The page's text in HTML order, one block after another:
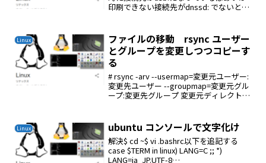
印刷できない接続先がdnssd: でないとだ
めであるipp:とsmb...
Linux
ファイルの移動 rsync ユーザー
とグループを変更しつつコピーす
る
# rsync -arv --usermap=変更元ユーザー:
変更先ユーザー --groupmap=変更元グル
ープ:変更先グループ 変更元ディレクト
Linux ubuntu コンソールで文字化け
解決$ cd ~$ vi .bashrc以下を追記する
case $TERM in linux) LANG=C ;; *)
LANG=ja_JP.UTF-8